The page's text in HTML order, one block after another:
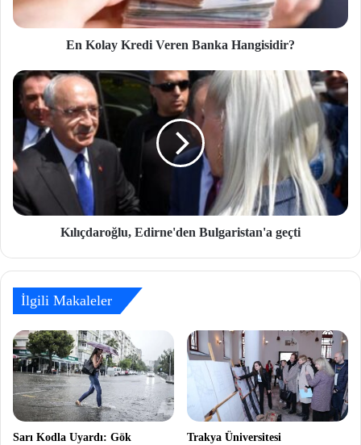
En Kolay Kredi Veren Banka Hangisidir?
Kılıçdaroğlu, Edirne'den Bulgaristan'a geçti
İlgili Makaleler
Sarı Kodla Uyardı: Gök
Trakya Üniversitesi